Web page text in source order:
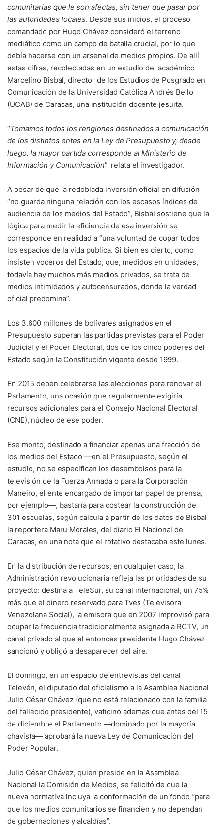
comunitarias que le son afectas, sin tener que pasar por
las autoridades locales. Desde sus inicios, el proceso
comandado por Hugo Chávez consideró el terreno
mediático como un campo de batalla crucial, por lo que
debía hacerse con un arsenal de medios propios. De allí
estas cifras, recolectadas en un estudio del académico
Marcelino Bisbal, director de los Estudios de Posgrado en
Comunicación de la Universidad Católica Andrés Bello
(UCAB) de Caracas, una institución docente jesuita.
“Tomamos todos los renglones destinados a comunicación
de los distintos entes en la Ley de Presupuesto y, desde
luego, la mayor partida corresponde al Ministerio de
Información y Comunicación”, relata el investigador.
A pesar de que la redoblada inversión oficial en difusión
“no guarda ninguna relación con los escasos índices de
audiencia de los medios del Estado”, Bisbal sostiene que la
lógica para medir la eficiencia de esa inversión se
corresponde en realidad a “una voluntad de copar todos
los espacios de la vida pública. Si bien es cierto, como
insisten voceros del Estado, que, medidos en unidades,
todavía hay muchos más medios privados, se trata de
medios intimidados y autocensurados, donde la verdad
oficial predomina”.
Los 3.600 millones de bolívares asignados en el
Presupuesto superan las partidas previstas para el Poder
Judicial y el Poder Electoral, dos de los cinco poderes del
Estado según la Constitución vigente desde 1999.
En 2015 deben celebrarse las elecciones para renovar el
Parlamento, una ocasión que regularmente exigiría
recursos adicionales para el Consejo Nacional Electoral
(CNE), núcleo de ese poder.
Ese monto, destinado a financiar apenas una fracción de
los medios del Estado —en el Presupuesto, según el
estudio, no se especifican los desembolsos para la
televisión de la Fuerza Armada o para la Corporación
Maneiro, el ente encargado de importar papel de prensa,
por ejemplo—, bastaría para costear la construcción de
301 escuelas, según calcula a partir de los datos de Bisbal
la reportera Maru Morales, del diario El Nacional de
Caracas, en una nota que el rotativo destacaba este lunes.
En la distribución de recursos, en cualquier caso, la
Administración revolucionaria refleja las prioridades de su
proyecto: destina a TeleSur, su canal internacional, un 75%
más que el dinero reservado para Tves (Televisora
Venezolana Social), la emisora que en 2007 improvisó para
ocupar la frecuencia tradicionalmente asignada a RCTV, un
canal privado al que el entonces presidente Hugo Chávez
sancionó y obligó a desaparecer del aire.
El domingo, en un espacio de entrevistas del canal
Televén, el diputado del oficialismo a la Asamblea Nacional
Julio César Chávez (que no está relacionado con la familia
del fallecido presidente), vaticinó además que antes del 15
de diciembre el Parlamento —dominado por la mayoría
chavista— aprobará la nueva Ley de Comunicación del
Poder Popular.
Julio César Chávez, quien preside en la Asamblea
Nacional la Comisión de Medios, se felicitó de que la
nueva normativa incluya la conformación de un fondo “para
que los medios comunitarios se financien y no dependan
de gobernaciones y alcaldías”.